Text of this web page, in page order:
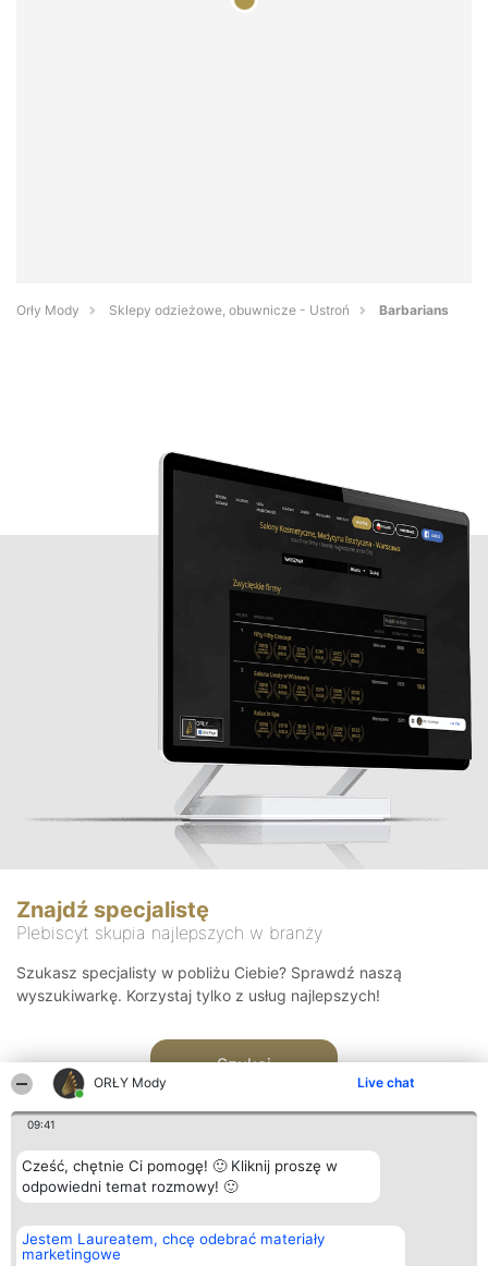
ORŁY Mody Live chat
09:41
Cześć, chętnie Ci pomogę! 🙂 Kliknij proszę w
odpowiedni temat rozmowy! 🙂
Jestem Laureatem, chcę odebrać materiały
marketingowe
Orły Mody Sklepy odzieżowe, obuwnicze - Ustroń Barbarians
Znajdź specjalistę
Plebiscyt skupia najlepszych w branży
Szukasz specjalisty w pobliżu Ciebie? Sprawdź naszą
wyszukiwarkę. Korzystaj tylko z usług najlepszych!
Szukaj
Organizator plebiscytu
Bright Side Solutions sp. z o.
o. sp. k.
Plebiscyt
Laureaci
Kontakt
Kontakt